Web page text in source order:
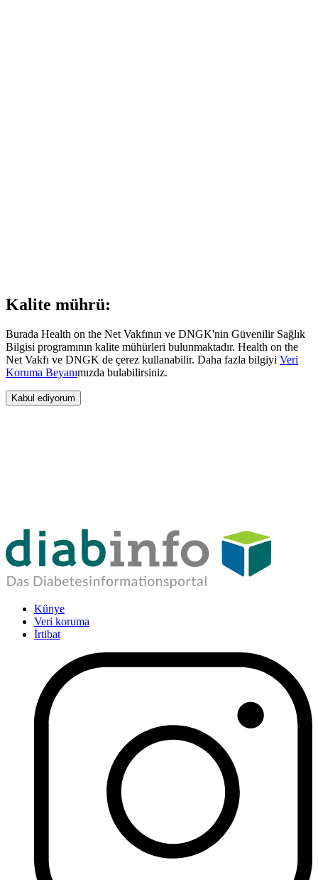
Kalite mührü:
Burada Health on the Net Vakfının ve DNGK'nin Güvenilir Sağlık
Bilgisi programının kalite mühürleri bulunmaktadır. Health on the
Net Vakfı ve DNGK de çerez kullanabilir. Daha fazla bilgiyi Veri
Koruma Beyanımızda bulabilirsiniz.
Kabul ediyorum
Künye
Veri koruma
İrtibat